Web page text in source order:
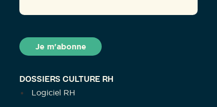
DOSSIERS CULTURE RH
Logiciel RH